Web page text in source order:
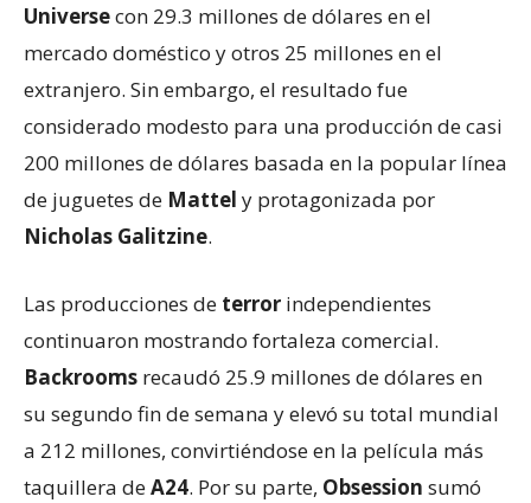
Universecon 29.3 millones de dólares en el
mercado doméstico y otros 25 millones en el
extranjero. Sin embargo, el resultado fue
considerado modesto para una producción de casi
200 millones de dólares basada en la popular línea
de juguetes de Mattel y protagonizada por
Nicholas Galitzine.
Las producciones de terror independientes
continuaron mostrando fortaleza comercial.
Backrooms recaudó 25.9 millones de dólares en
su segundo fin de semana y elevó su total mundial
a 212 millones, convirtiéndose en la película más
taquillera deA24. Por su parte, Obsession sumó